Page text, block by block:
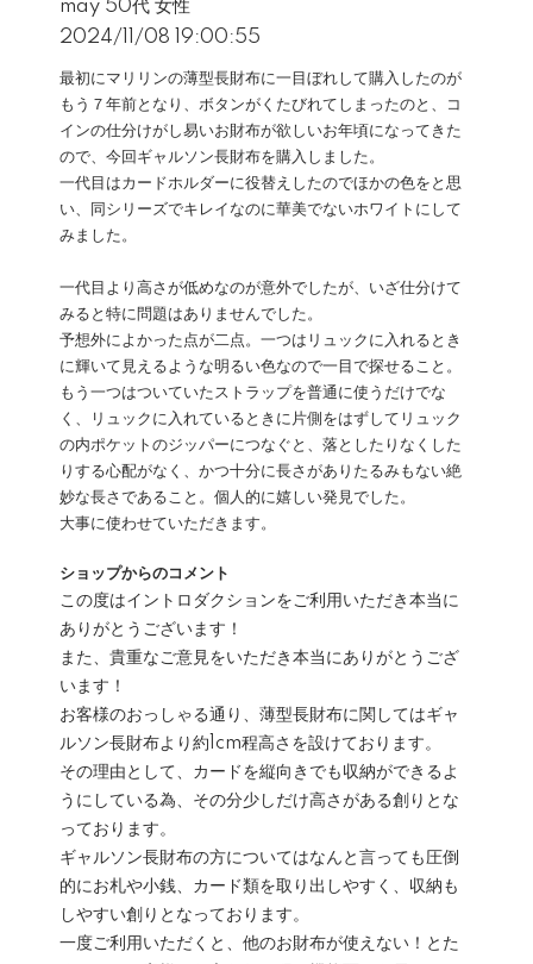
may 50代 女性
2024/11/08 19:00:55
最初にマリリンの薄型長財布に一目ぼれして購入したのが
もう７年前となり、ボタンがくたびれてしまったのと、コ
インの仕分けがし易いお財布が欲しいお年頃になってきた
ので、今回ギャルソン長財布を購入しました。
一代目はカードホルダーに役替えしたのでほかの色をと思
い、同シリーズでキレイなのに華美でないホワイトにして
みました。
一代目より高さが低めなのが意外でしたが、いざ仕分けて
みると特に問題はありませんでした。
予想外によかった点が二点。一つはリュックに入れるとき
に輝いて見えるような明るい色なので一目で探せること。
もう一つはついていたストラップを普通に使うだけでな
く、リュックに入れているときに片側をはずしてリュック
の内ポケットのジッパーにつなぐと、落としたりなくした
りする心配がなく、かつ十分に長さがありたるみもない絶
妙な長さであること。個人的に嬉しい発見でした。
大事に使わせていただきます。
ショップからのコメント
この度はイントロダクションをご利用いただき本当に
ありがとうございます！
また、貴重なご意見をいただき本当にありがとうござ
います！
お客様のおっしゃる通り、薄型長財布に関してはギャ
ルソン長財布より約1cm程高さを設けております。
その理由として、カードを縦向きでも収納ができるよ
うにしている為、その分少しだけ高さがある創りとな
っております。
ギャルソン長財布の方についてはなんと言っても圧倒
的にお札や小銭、カード類を取り出しやすく、収納も
しやすい創りとなっております。
一度ご利用いただくと、他のお財布が使えない！とた